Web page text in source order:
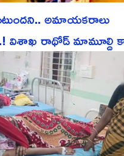
అమాయకరాలు
విశాఖ రాథోడ్ మామూల్ది